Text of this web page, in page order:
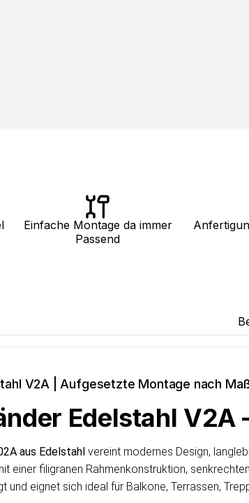
Einfache Montage da immer
Passend
V2A | Aufgesetzte Montage nach
Edelstahl
aus Edelstahl vereint modernes Design,
einer filigranen Rahmenkonstruktion,
und eignet sich ideal für Balkone, Terrassen,